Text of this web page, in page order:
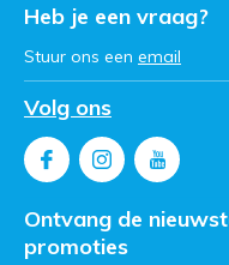
Heb je een vraag?
Stuur ons een email
Volg ons
Ontvang de
promoties